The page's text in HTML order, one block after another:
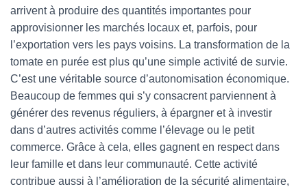
arrivent à produire des quantités importantes pour
approvisionner les marchés locaux et, parfois, pour
l’exportation vers les pays voisins. La transformation de la
tomate en purée est plus qu’une simple activité de survie.
C’est une véritable source d’autonomisation économique.
Beaucoup de femmes qui s’y consacrent parviennent à
générer des revenus réguliers, à épargner et à investir
dans d’autres activités comme l’élevage ou le petit
commerce. Grâce à cela, elles gagnent en respect dans
leur famille et dans leur communauté. Cette activité
contribue aussi à l’amélioration de la sécurité alimentaire,